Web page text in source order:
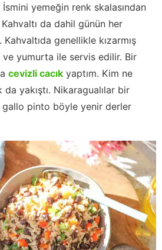
yemeğin renk skalasından
da dahil günün her
genellikle kızarmış
yumurta ile servis edilir. Bir
cevizli cacık yaptım. Kim ne
yakıştı. Nikaragualılar bir
pinto böyle yenir derler